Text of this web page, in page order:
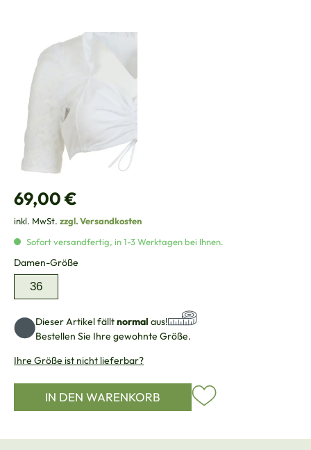
Regulärer Preis:
69,00 €
inkl. MwSt. zzgl. Versandkosten
Sofort versandfertig, in 1-3 Werktagen bei Ihnen.
Damen-Größe
36
Dieser Artikel fälltnormal aus!
Bestellen Sie Ihre gewohnte Größe.
Ihre Größe ist nicht lieferbar?
IN DEN WARENKORB